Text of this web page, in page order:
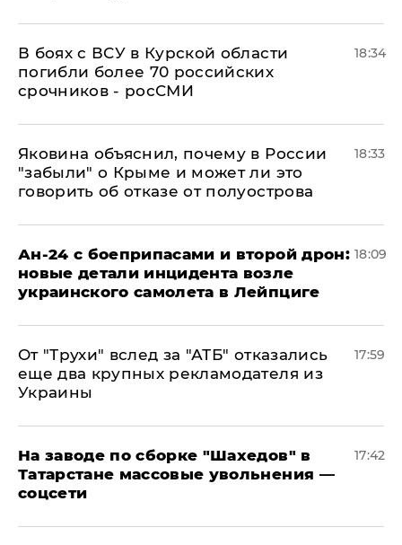
В боях с ВСУ в Курской области
погибли более 70 российских
срочников - росСМИ
18:34
Яковина объяснил, почему в России
"забыли" о Крыме и может ли это
говорить об отказе от полуострова
18:33
Ан-24 с боеприпасами и второй дрон:
новые детали инцидента возле
украинского самолета в Лейпциге
18:09
От "Трухи" вслед за "АТБ" отказались
еще два крупных рекламодателя из
Украины
17:59
На заводе по сборке "Шахедов" в
Татарстане массовые увольнения —
соцсети
17:42